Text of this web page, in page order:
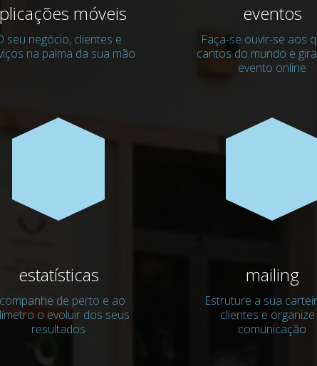
móveis
seu negócio, clientes e
na palma da sua mão
eventos
Faça-se ouvir-se aos
cantos do mundo e
evento online
estatísticas
de perto e ao
o evoluir dos seus
resultados
mailing
Estruture a sua
clientes e organize
comunicação